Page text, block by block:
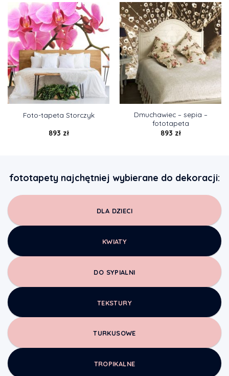
Foto-tapeta Storczyk
893 zł
Dmuchawiec – sepia –
fototapeta
893 zł
fototapety najchętniej wybierane do dekoracji:
DLA DZIECI
KWIATY
DO SYPIALNI
TEKSTURY
TURKUSOWE
TROPIKALNE